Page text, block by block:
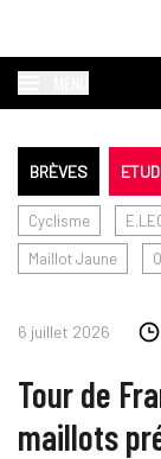
BRÈVES
Cyclisme
Maillot Jaune
6 juillet 2026
Tour de
maillots